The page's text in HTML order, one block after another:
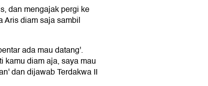
dan mengajak pergi ke
Aris diam saja sambil
ada mau datang'.
kamu diam aja, saya mau
dan dijawab Terdakwa II